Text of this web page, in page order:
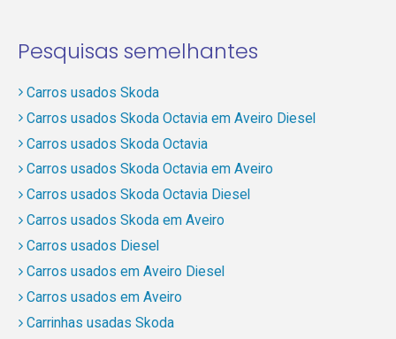
Pesquisas semelhantes
Carros usados Skoda
Carros usados Skoda Octavia em Aveiro Diesel
Carros usados Skoda Octavia
Carros usados Skoda Octavia em Aveiro
Carros usados Skoda Octavia Diesel
Carros usados Skoda em Aveiro
Carros usados Diesel
Carros usados em Aveiro Diesel
Carros usados em Aveiro
Carrinhas usadas Skoda